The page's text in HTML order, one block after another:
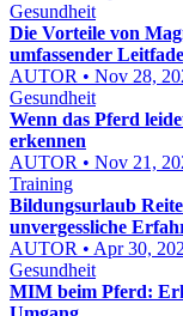
Gesundheit
Die Vorteile von
umfassender
AUTOR • Nov 28,
Gesundheit
Wenn das Pferd
erkennen
AUTOR • Nov 21,
Training
Bildungsurlaub
unvergessliche
AUTOR • Apr 30,
Gesundheit
MIM beim Pferd: